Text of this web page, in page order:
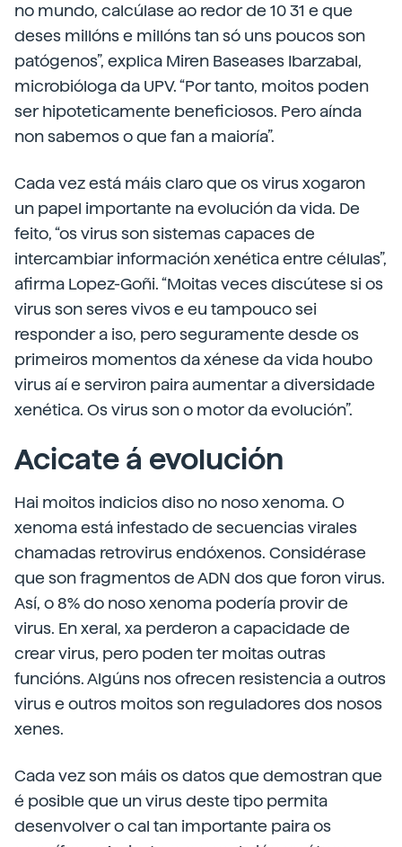
no mundo, calcúlase ao redor de 10 31 e que
deses millóns e millóns tan só uns poucos son
patógenos”, explica Miren Baseases Ibarzabal,
microbióloga da UPV. “Por tanto, moitos poden
ser hipoteticamente beneficiosos. Pero aínda
non sabemos o que fan a maioría”.
Cada vez está máis claro que os virus xogaron
un papel importante na evolución da vida. De
feito, “os virus son sistemas capaces de
intercambiar información xenética entre células”,
afirma Lopez-Goñi. “Moitas veces discútese si os
virus son seres vivos e eu tampouco sei
responder a iso, pero seguramente desde os
primeiros momentos da xénese da vida houbo
virus aí e serviron paira aumentar a diversidade
xenética. Os virus son o motor da evolución”.
Acicate á evolución
Hai moitos indicios diso no noso xenoma. O
xenoma está infestado de secuencias virales
chamadas retrovirus endóxenos. Considérase
que son fragmentos de ADN dos que foron virus.
Así, o 8% do noso xenoma podería provir de
virus. En xeral, xa perderon a capacidade de
crear virus, pero poden ter moitas outras
funcións. Algúns nos ofrecen resistencia a outros
virus e outros moitos son reguladores dos nosos
xenes.
Cada vez son máis os datos que demostran que
é posible que un virus deste tipo permita
desenvolver o cal tan importante paira os